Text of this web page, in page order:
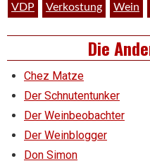
VDP
Verkostung Wein
Die
Chez Matze
Der Schnutentunker
Der Weinbeobachter
Der Weinblogger
Don Simon